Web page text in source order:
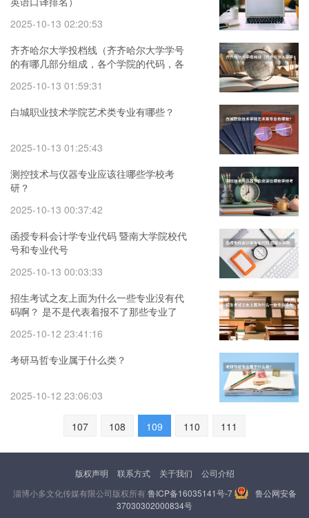
2025-10-13 02:20:53
齐齐哈尔大学投档线（齐齐哈尔大学学号
的有哪几部分组成，各个学院的代码，各
2025-10-13 01:59:31
白城职业技术学院艺术类专业有哪些？
2025-10-13 01:25:43
测控技术与仪器专业应该往哪些学校考
研？
2025-10-13 00:37:42
函授专科会计学专业代码 暨南大学院校代
号和专业代号
2025-10-13 00:03:33
招生考试之友上面为什么一些专业没有代
码啊？ 是不是代表着报不了那些专业了
2025-10-12 23:41:16
考研马哲专业属于什么类？
2025-10-12 23:06:03
107 108 109 110 111
版权声明 联系方式 关于我们
公司介绍
淄博小多文化传媒有限公司版权所有鲁ICP备16035141号-7
鲁公网安备
37030302000834号